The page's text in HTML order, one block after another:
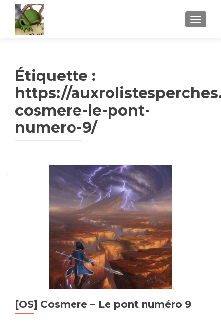
Étiquette :
https://
cosmere-le-pont-
numero-9/
[OS] Cosmere – Le pont numéro 9